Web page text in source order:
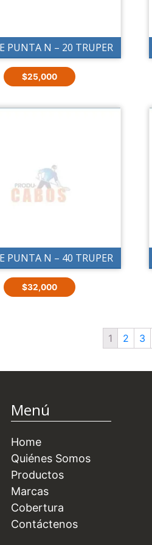
PUNTA N – 20 TRUPER
$25,000
PUNTA N – 40 TRUPER
$32,000
1 2 3
Menú
Home
Quiénes Somos
Productos
Marcas
Cobertura
Contáctenos